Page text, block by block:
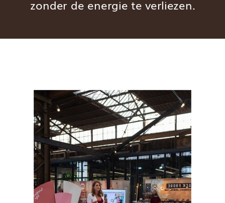
zonder de energie te verliezen.